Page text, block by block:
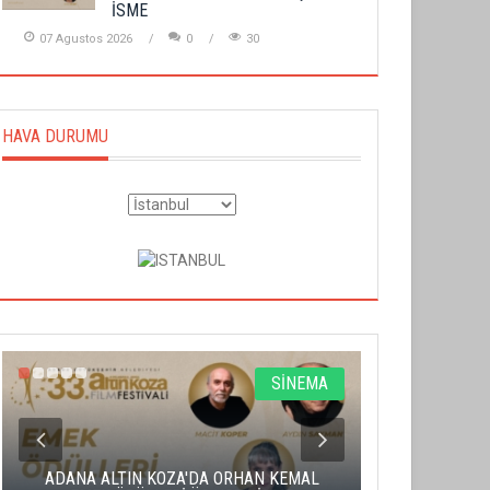
İSME
07 Agustos 2026 0 30
HAVA DURUMU
SİNEMA
ADANA ALTIN KOZA'DA ORHAN KEMAL